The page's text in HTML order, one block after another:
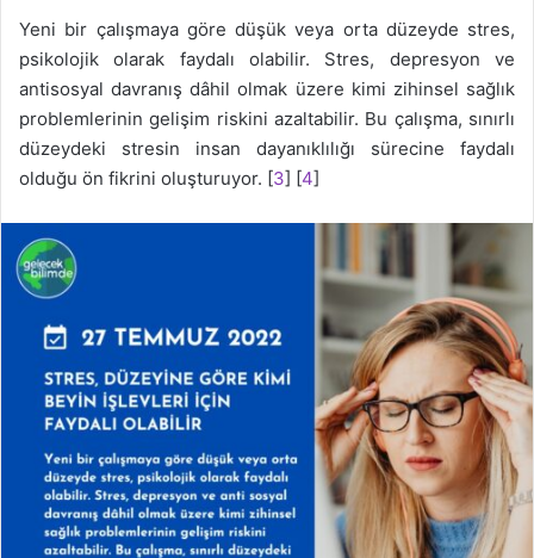
Yeni bir çalışmaya göre düşük veya orta düzeyde stres,
psikolojik olarak faydalı olabilir. Stres, depresyon ve
antisosyal davranış dâhil olmak üzere kimi zihinsel sağlık
problemlerinin gelişim riskini azaltabilir. Bu çalışma, sınırlı
düzeydeki stresin insan dayanıklılığı sürecine faydalı
olduğu ön fikrini oluşturuyor. [3] [4]